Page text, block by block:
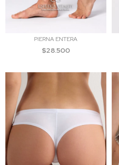
PIERNA ENTERA
$28.500